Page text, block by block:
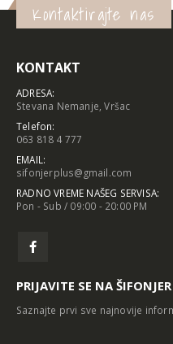
Kontaktirajte nas
KONTAKT
ADRESA:
Stevana Nemanje, Vršac
Telefon:
063 818 4 777
EMAIL:
sifonjerplus@gmail.com
RADNO VREME NAŠEG SERVISA:
Pon - Sub / 09:00 - 20:00 PM
PRIJAVITE SE NA
Saznajte prvi sve najnovije